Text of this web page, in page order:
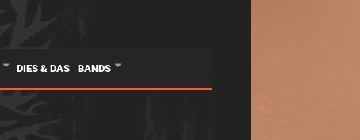
DIES & DAS BANDS